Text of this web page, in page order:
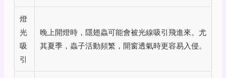
燈
光
吸
引
晚上開燈時，隱翅蟲可能會被光線吸引飛進來。尤
其夏季，蟲子活動頻繁，開窗透氣時更容易入侵。